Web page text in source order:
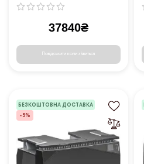
37840₴
Повідомити коли з'явиться
БЕЗКОШТОВНА ДОСТАВКА
-5%